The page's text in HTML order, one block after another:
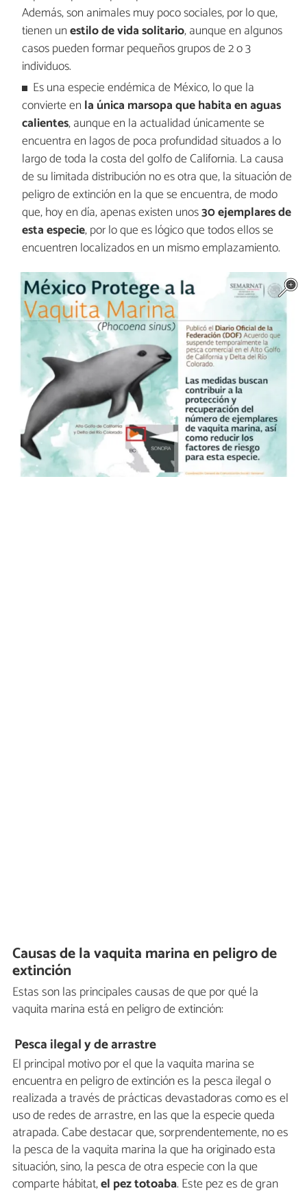
Además, son animales muy poco sociales, por lo que,
tienen unestilo de vida solitario, aunque en algunos
casos pueden formar pequeños grupos de 2 o 3
individuos.
Es una especie endémica de México, lo que la
convierte en la única marsopa que habita en aguas
calientes, aunque en la actualidad únicamente se
encuentra en lagos de poca profundidad situados a lo
largo de toda la costa del golfo de California. La causa
de su limitada distribución no es otra que, la situación de
peligro de extinción en la que se encuentra, de modo
que, hoy en día, apenas existen unos30 ejemplares de
esta especie, por lo que es lógico que todos ellos se
encuentren localizados en un mismo emplazamiento.
Causas de la vaquita marina en peligro de
extinción
Estas son las principales causas de que por qué la
vaquita marina está en peligro de extinción:
Pesca ilegal y de arrastre
El principal motivo por el que la vaquita marina se
encuentra en peligro de extinción es la pesca ilegal o
realizada a través de prácticas devastadoras como es el
uso de redes de arrastre, en las que la especie queda
atrapada. Cabe destacar que, sorprendentemente, no es
la pesca de la vaquita marina la que ha originado esta
situación, sino, la pesca de otra especie con la que
comparte hábitat,el pez totoaba. Este pez es de gran